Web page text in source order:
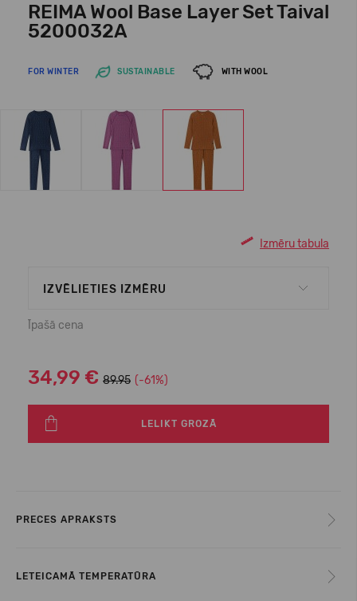
REIMA Wool Base Layer Set Taival
5200032A
FOR WINTER SUSTAINABLE WITH WOOL
Izmēru tabula
IZVĒLIETIES IZMĒRU
Īpašā cena
34,99 € 89.95 (-61%)
LELIKT GROZĀ
PRECES APRAKSTS
LETEICAMĀ TEMPERATŪRA